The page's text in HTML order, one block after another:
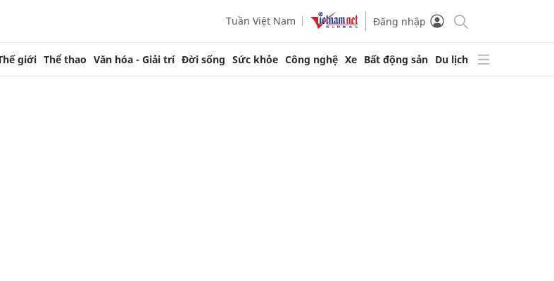
Tuần Việt Nam Đăng nhập
giới Thể thao Văn hóa - Giải trí Đời sống Sức khỏe Công nghệ Xe Bất động sản Du lịch